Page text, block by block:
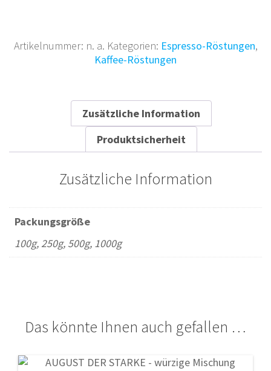
Crema
Artikelnummer: n. a. Kategorien: Espresso-Röstungen,
Kaffee-Röstungen
Zusätzliche Information
Produktsicherheit
Zusätzliche Information
Packungsgröße
100g, 250g, 500g, 1000g
Das könnte Ihnen auch gefallen …